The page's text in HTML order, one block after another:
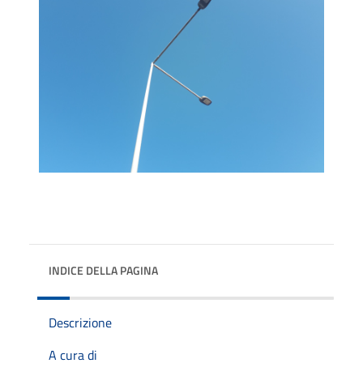
INDICE DELLA PAGINA
Descrizione
A cura di